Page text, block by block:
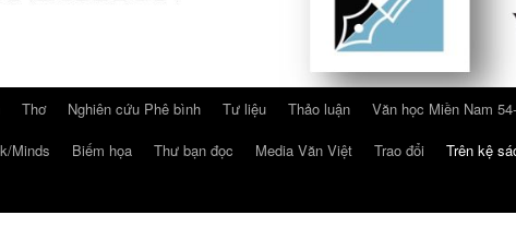
Thơ Nghiên cứu Phê bình Tư liệu Thảo luận Văn học Miền Nam
Minds Biếm họa Thư bạn đọc Media Văn Việt Trao đổi Trên kệ